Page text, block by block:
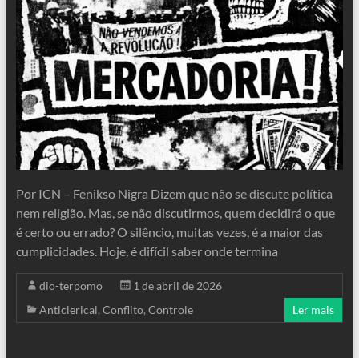
Por ICN – Fenikso Nigra Dizem que não se discute política
nem religião. Mas, se não discutirmos, quem decidirá o que
é certo ou errado? O silêncio, muitas vezes, é a maior das
cumplicidades. Hoje, é difícil saber onde termina
dio-terpomo
1 de abril de 2026
Anticlerical, Conflito, Controle Ler mais